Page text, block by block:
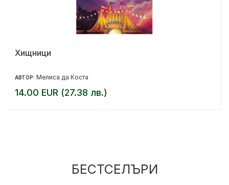
Хищници
АВТОР: Мелиса да Коста
14.00 EUR (27.38 лв.)
БЕСТСЕЛЪРИ